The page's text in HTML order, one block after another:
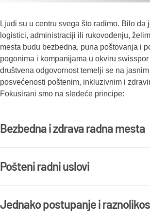
Ljudi su u centru svega što radimo. Bilo da
logistici, administraciji ili rukovođenju,
mesta budu bezbedna, puna poštovanja i
pogonima i kompanijama u okviru
društvena odgovornost temelji se na
posvećenosti poštenim, inkluzivnim i
Fokusirani smo na sledeće principe:
Bezbedna i zdrava radna mesta
naših zaposlenih. To uključuje ulaganje u
propisa o zdravlju i bezbednosti.
Pošteni radni uslovi
poštenu zaradu. Podržavamo otvoreni
zaposlenih i menadžmenta i promovišemo
Jednako postupanje i